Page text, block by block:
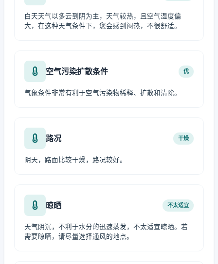
白天天气以多云到阴为主，天气较热，且空气湿度偏
大，在这种天气条件下，您会感到闷热，不很舒适。
空气污染扩散条件 优
气象条件非常有利于空气污染物稀释、扩散和清除。
路况 干燥
阴天，路面比较干燥，路况较好。
晾晒 不太适宜
天气阴沉，不利于水分的迅速蒸发，不太适宜晾晒。若
需要晾晒，请尽量选择通风的地点。